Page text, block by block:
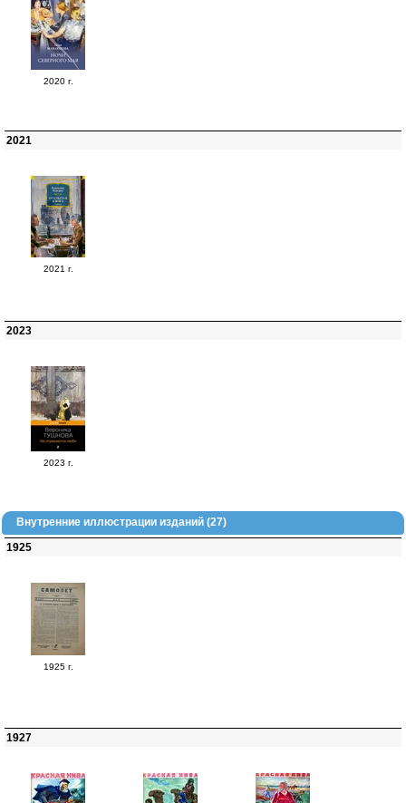
2020 г.
2021
2021 г.
2023
2023 г.
Внутренние иллюстрации изданий (27)
1925
1925 г.
1927